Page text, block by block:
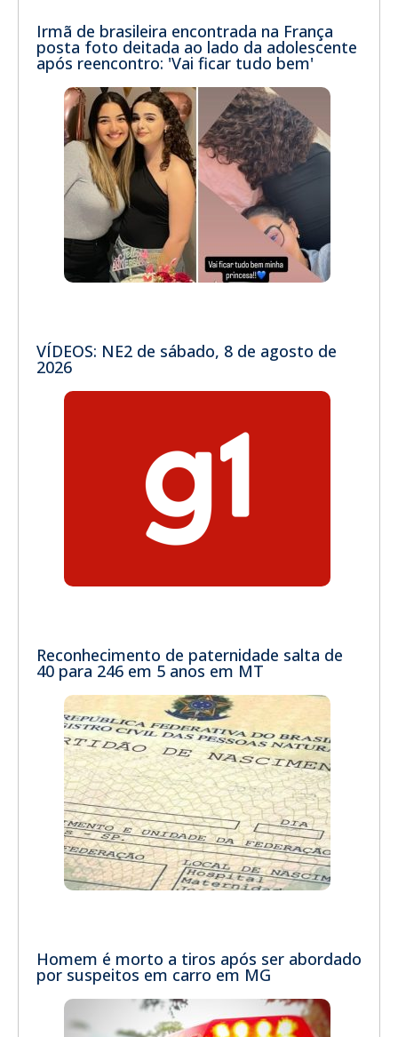
Irmã de brasileira encontrada na França
posta foto deitada ao lado da adolescente
após reencontro: 'Vai ficar tudo bem'
VÍDEOS: NE2 de sábado, 8 de agosto de
2026
Reconhecimento de paternidade salta de
40 para 246 em 5 anos em MT
Homem é morto a tiros após ser abordado
por suspeitos em carro em MG